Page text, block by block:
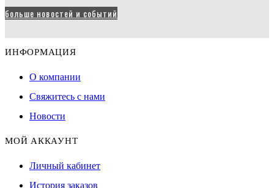
больше новостей и событий
ИНФОРМАЦИЯ
О компании
Свяжитесь с нами
Новости
МОЙ АККАУНТ
Личный кабинет
История заказов